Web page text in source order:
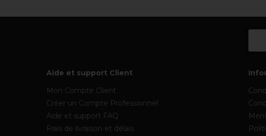
Aide et support Client
Mon Compte Client
Créer un Compte Professionnel
Aide et support FAQ
Frais de livraison et délais